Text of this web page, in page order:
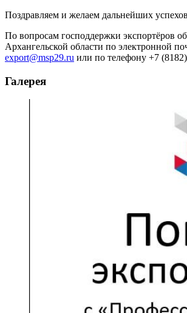
Поздравляем и желаем дальнейших
По вопросам господдержки экспортёров
Архангельской области по электронной
export@msp29.ru или по телефону +7
Галерея